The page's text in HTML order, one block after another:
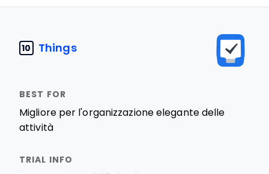
10 Things
Migliore per l'organizzazione elegante delle
attività